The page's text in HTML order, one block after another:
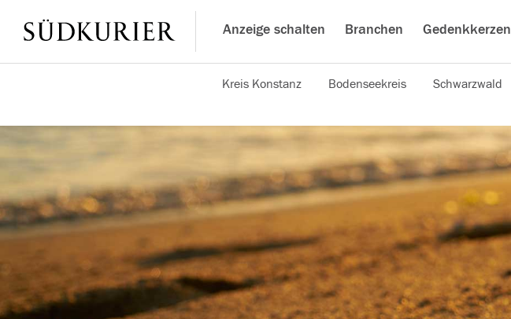
Anzeige schalten Branchen Gedenkkerzen
Kreis Konstanz Bodenseekreis Schwarzwald